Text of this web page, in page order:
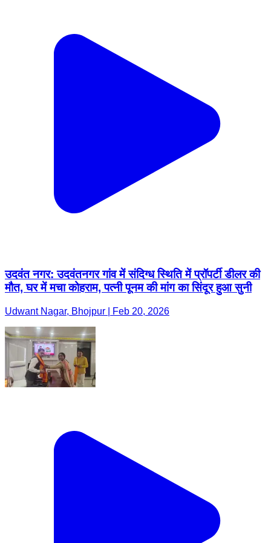
उदवंत नगर: उदवंतनगर गांव में संदिग्ध स्थिति में प्रॉपर्टी डीलर की
मौत, घर में मचा कोहराम, पत्नी पूनम की मांग का सिंदूर हुआ सुनी
Udwant Nagar, Bhojpur | Feb 20, 2026